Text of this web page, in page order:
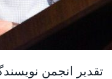
تقدیر انجمن